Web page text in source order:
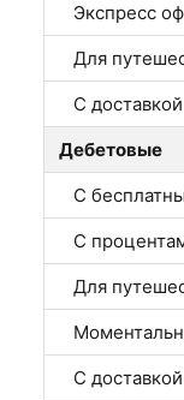
Экспресс
Для
С доставкой
Дебетовые
С
С
Для
С